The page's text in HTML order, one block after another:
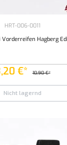
HRT-006-0011
Vorderreifen Hagberg
€* 10,90 €*
Nicht lagernd